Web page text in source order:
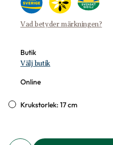
Vad betyder märkningen?
Butik
Välj butik
Online
Krukstorlek: 17 cm